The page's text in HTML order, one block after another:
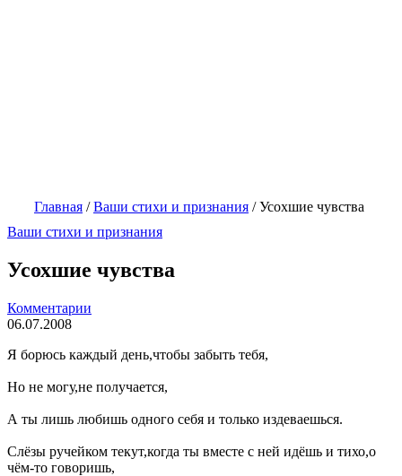
Главная /Ваши стихи и признания /Усохшие чувства
Ваши стихи и признания
Усохшие чувства
Комментарии
06.07.2008
Я борюсь каждый день,чтобы забыть тебя,
Но не могу,не получается,
А ты лишь любишь одного себя и только издеваешься.
Слёзы ручейком текут,когда ты вместе с ней идёшь и тихо,о
чём-то говоришь,